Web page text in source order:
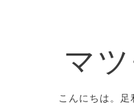
マ
こんにちは。足